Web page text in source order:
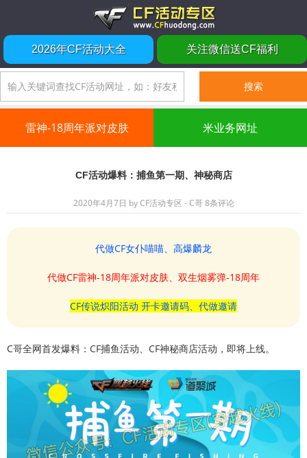
2026年CF活动大全 关注微信送CF福利
雷神-18周年派对皮肤 米业务网址
CF活动爆料：捕鱼第一期、神秘商店
2020年4月7日 byCF活动专区 - C哥 8条评论
代做CF女仆喵喵、高爆麟龙
代做CF雷神-18周年派对皮肤、双生烟雾弹-18周年
CF传说炽阳活动 开卡邀请码、代做邀请
C哥全网首发爆料：CF捕鱼活动、CF神秘商店活动，即将上线。